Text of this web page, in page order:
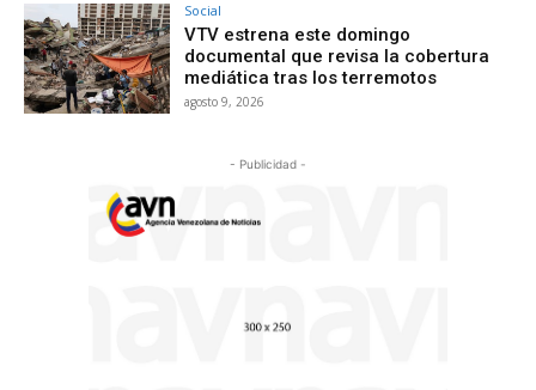
Social
VTV estrena este domingo
documental que revisa la cobertura
mediática tras los terremotos
agosto 9, 2026
- Publicidad -